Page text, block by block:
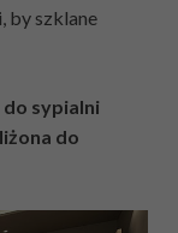
by szklane
sypialni
do